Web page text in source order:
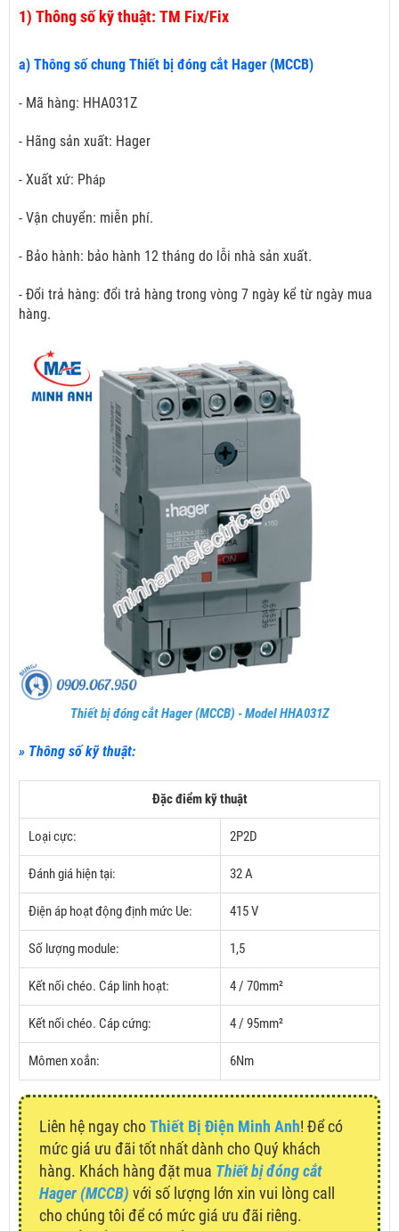
1) Thông số kỹ thuật: TM Fix/Fix
a) Thông số chung Thiết bị đóng cắt Hager (MCCB)
- Mã hàng: HHA031Z
- Hãng sản xuất: Hager
- Xuất xứ: Pháp
- Vận chuyển: miễn phí.
- Bảo hành: bảo hành 12 tháng do lỗi nhà sản xuất.
- Đổi trả hàng: đổi trả hàng trong vòng 7 ngày kể từ ngày mua
hàng.
Thiết bị đóng cắt Hager (MCCB) - Model HHA031Z
» Thông số kỹ thuật:
Đặc điểm kỹ thuật
Loại cực: 2P2D
Đánh giá hiện tại: 32 A
Điện áp hoạt động định mức Ue: 415 V
Số lượng module: 1,5
Kết nối chéo. Cáp linh hoạt: 4 / 70mm²
Kết nối chéo. Cáp cứng: 4 / 95mm²
Mômen xoắn: 6Nm
Liên hệ ngay choThiết Bị Điện Minh Anh! Để có
mức giá ưu đãi tốt nhất dành cho Quý khách
hàng. Khách hàng đặt mua Thiết bị đóng cắt
Hager (MCCB) với số lượng lớn xin vui lòng call
cho chúng tôi để có mức giá ưu đãi riêng.